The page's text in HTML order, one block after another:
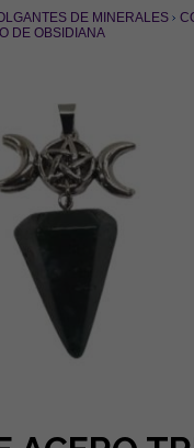
DE MINERALES
DE OBSIDIANA